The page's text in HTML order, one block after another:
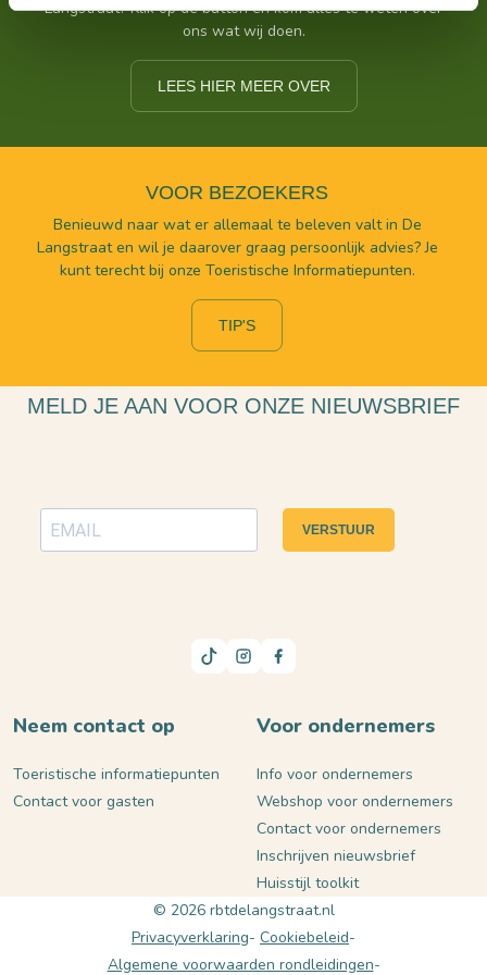
Langstraat? Klik op de button en kom alles te weten over
ons wat wij doen.
LEES HIER MEER OVER
VOOR BEZOEKERS
Benieuwd naar wat er allemaal te beleven valt in De
Langstraat en wil je daarover graag persoonlijk advies? Je
kunt terecht bij onze Toeristische Informatiepunten.
TIP'S
MELD JE AAN VOOR ONZE NIEUWSBRIEF
VERSTUUR
Neem contact op
Toeristische informatiepunten
Contact voor gasten
Voor ondernemers
Info voor ondernemers
Webshop voor ondernemers
Contact voor ondernemers
Inschrijven nieuwsbrief
Huisstijl toolkit
© 2026 rbtdelangstraat.nl
Privacyverklaring Cookiebeleid
Algemene voorwaarden rondleidingen